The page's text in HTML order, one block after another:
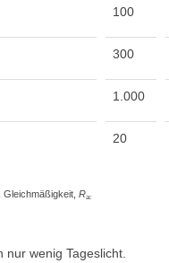
100
300
1.000
20
: Gleichmäßigkeit, Ra:
nur wenig Tageslicht.